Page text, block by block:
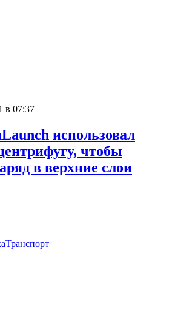
в 07:37
использовал
чтобы
в верхние слои
Транспорт